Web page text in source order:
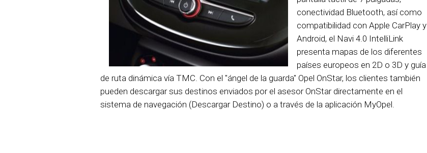
conectividad Bluetooth, así como
compatibilidad con Apple CarPlay y
Android, el Navi 4.0 IntelliLink
presenta mapas de los diferentes
países europeos en 2D o 3D y guía
de ruta dinámica vía TMC. Con el "ángel de la guarda" Opel OnStar, los clientes también
pueden descargar sus destinos enviados por el asesor OnStar directamente en el
sistema de navegación (Descargar Destino) o a través de la aplicación MyOpel.